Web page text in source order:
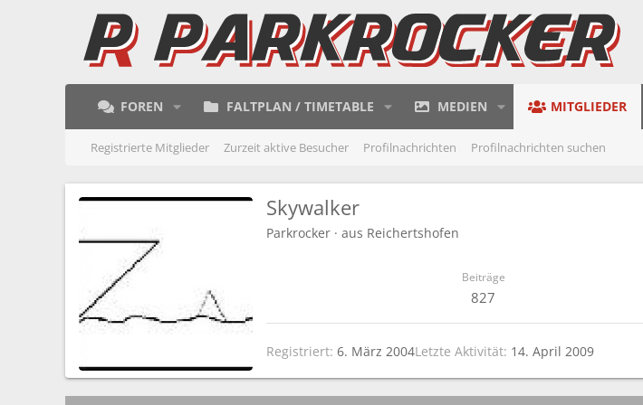
FOREN FALTPLAN / TIMETABLE MEDIEN MITGLIEDER
Registrierte Mitglieder Zurzeit aktive Besucher Profilnachrichten Profilnachrichten suchen
Skywalker
Parkrocker · aus Reichertshofen
Beiträge
827
Registriert 6. März 2004Letzte Aktivität 14. April 2009